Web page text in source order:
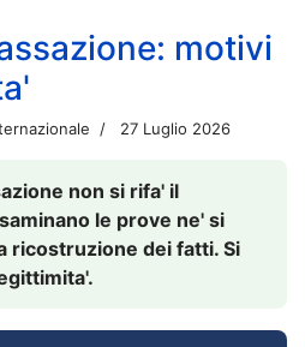
motivi
27 Luglio 2026
non si rifa' il
le prove ne' si
ricostruzione dei fatti. Si